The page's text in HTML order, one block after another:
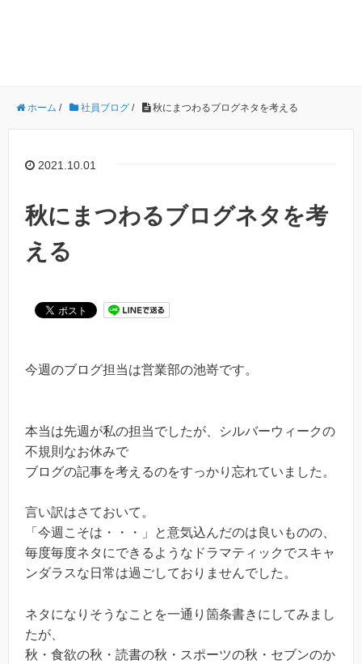
ホーム / 社員ブログ / 秋にまつわるブログネタを考える
2021.10.01
秋にまつわるブログネタを考
える
今週のブログ担当は営業部の池嵜です。
本当は先週が私の担当でしたが、シルバーウィークの
不規則なお休みで
ブログの記事を考えるのをすっかり忘れていました。
言い訳はさておいて。
「今週こそは・・・」と意気込んだのは良いものの、
毎度毎度ネタにできるようなドラマティックでスキャ
ンダラスな日常は過ごしておりませんでした。
ネタになりそうなことを一通り箇条書きにしてみまし
たが、
秋・食欲の秋・読書の秋・スポーツの秋・セブンのか